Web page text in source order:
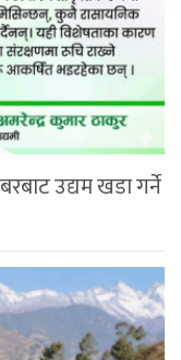
उद्यम खडा गर्ने